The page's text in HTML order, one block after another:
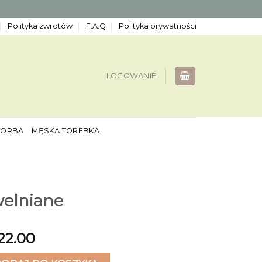
Polityka zwrotów F.A.Q Polityka prywatności
LOGOWANIE
MĘSKA TOREBKA